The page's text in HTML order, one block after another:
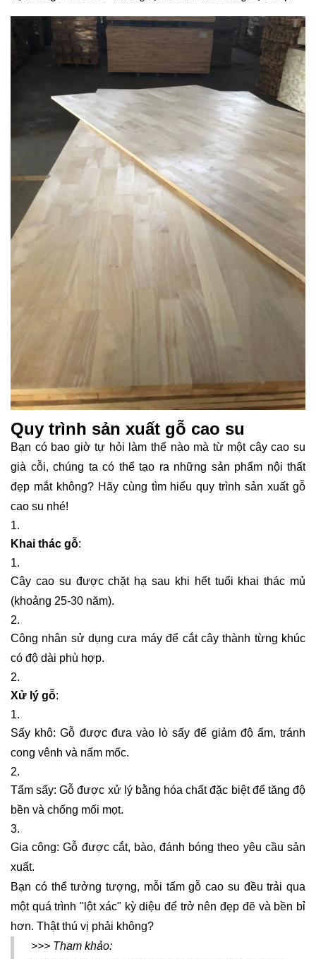
Quy trình sản xuất gỗ cao su
Bạn có bao giờ tự hỏi làm thế nào mà từ một cây cao su
già cỗi, chúng ta có thể tạo ra những sản phẩm nội thất
đẹp mắt không? Hãy cùng tìm hiểu quy trình sản xuất gỗ
cao su nhé!
Khai thác gỗ:
Cây cao su được chặt hạ sau khi hết tuổi khai thác mủ
(khoảng 25-30 năm).
Công nhân sử dụng cưa máy để cắt cây thành từng khúc
có độ dài phù hợp.
Xử lý gỗ:
Sấy khô: Gỗ được đưa vào lò sấy để giảm độ ẩm, tránh
cong vênh và nấm mốc.
Tẩm sấy: Gỗ được xử lý bằng hóa chất đặc biệt để tăng độ
bền và chống mối mọt.
Gia công: Gỗ được cắt, bào, đánh bóng theo yêu cầu sản
xuất.
Bạn có thể tưởng tượng, mỗi tấm gỗ cao su đều trải qua
một quá trình "lột xác" kỳ diệu để trở nên đẹp đẽ và bền bỉ
hơn. Thật thú vị phải không?
>>> Tham khảo: